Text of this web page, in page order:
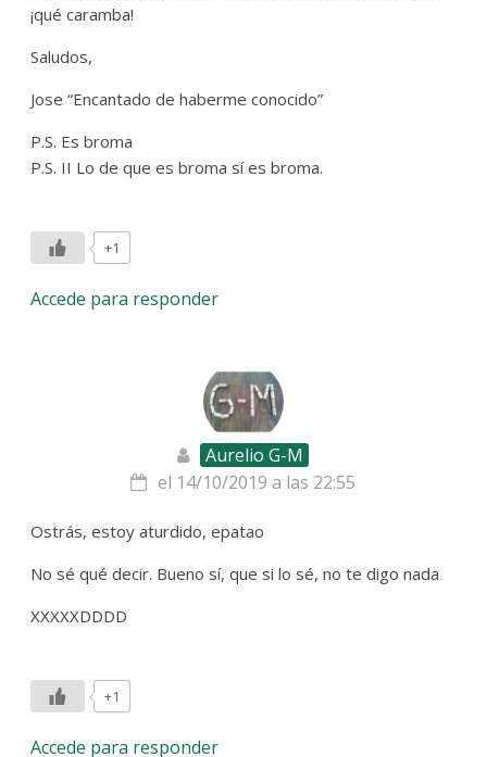
¡qué caramba!
Saludos,
Jose “Encantado de haberme conocido”
P.S. Es broma
P.S. II Lo de que es broma sí es broma.
+1
Accede para responder
Aurelio G-M
el 14/10/2019 a las 22:55
Ostrás, estoy aturdido, epatao
No sé qué decir. Bueno sí, que si lo sé, no te digo nada
XXXXXDDDD
+1
Accede para responder